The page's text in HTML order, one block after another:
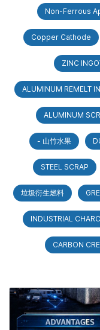
Non-Ferrous
Copper Cathode
ZINC
ALUMINUM REMELT
ALUMINUM
- 山竹水果
STEEL SCRAP
垃圾衍生燃料
INDUSTRIAL
CARBON